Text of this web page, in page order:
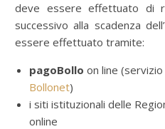
deve essere effettuato di
successivo alla scadenza
essere effettuato tramite:
pagoBollo on line
Bollonet)
i siti istituzionali delle
online